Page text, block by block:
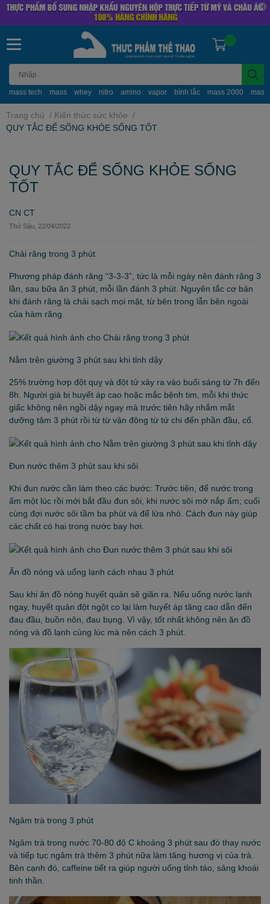
mass tech mass whey nitro amino vapor bình lắc mass 2000
0
Trang chủ / Kiến thức sức khỏe /
QUY TẮC ĐỂ SỐNG KHỎE SỐNG TỐT
QUY TẮC ĐỂ SỐNG KHỎE SỐNG
TỐT
CN CT
Thứ Sáu, 22/04/2022
Chải răng trong 3 phút
Phương pháp đánh răng “3-3-3”, tức là mỗi ngày nên đánh răng 3
lần, sau bữa ăn 3 phút, mỗi lần đánh 3 phút. Nguyên tắc cơ bản
khi đánh răng là chải sạch mọi mặt, từ bên trong lẫn bên ngoài
của hàm răng.
Nằm trên giường 3 phút sau khi tỉnh dậy
25% trường hợp đột quỵ và đột tử xảy ra vào buổi sáng từ 7h đến
8h. Người già bị huyết áp cao hoặc mắc bệnh tim, mỗi khi thức
giấc không nên ngồi dậy ngay mà trước tiên hãy nhắm mắt
dưỡng tâm 3 phút rồi từ từ vận động từ tứ chi đến phần đầu, cổ.
Đun nước thêm 3 phút sau khi sôi
Khi đun nước cần làm theo các bước: Trước tiên, để nước trong
ấm một lúc rồi mới bắt đầu đun sôi; khi nước sôi mở nắp ấm; cuối
cùng đợi nước sôi tầm ba phút và để lửa nhỏ. Cách đun này giúp
các chất có hại trong nước bay hơi.
Ăn đồ nóng và uống lạnh cách nhau 3 phút
Sau khi ăn đồ nóng huyết quản sẽ giãn ra. Nếu uống nước lạnh
ngay, huyết quản đột ngột co lại làm huyết áp tăng cao dẫn đến
đau đầu, buồn nôn, đau bụng. Vì vậy, tốt nhất không nên ăn đồ
nóng và đồ lạnh cùng lúc mà nên cách 3 phút.
Ngâm trà trong 3 phút
Ngâm trà trong nước 70-80 độ C khoảng 3 phút sau đó thay nước
và tiếp tục ngâm trà thêm 3 phút nữa làm tăng hương vị của trà.
Bên cạnh đó, caffeine tiết ra giúp người uống tỉnh táo, sảng khoái
tinh thần.